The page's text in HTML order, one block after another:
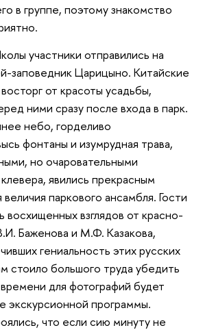
в группе, поэтому знакомство
участники отправились на
заповедник Царицыно. Китайские
от красоты усадьбы,
ними сразу после входа в парк.
небо, горделиво
фонтаны и изумрудная трава,
но очаровательными
явились прекрасным
паркового ансамбля. Гости
восхищенных взглядов от красно-
Баженова и М.Ф. Казакова,
гениальность этих русских
стоило большого труда убедить
для фотографий будет
экскурсионной программы.
что если сию минуту не